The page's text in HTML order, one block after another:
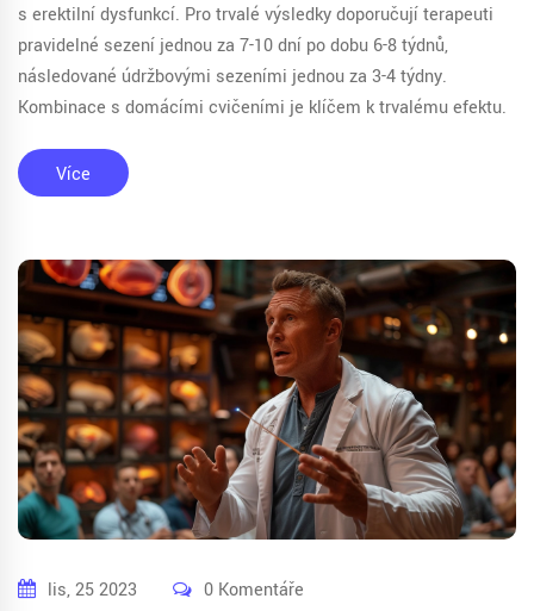
s erektilní dysfunkcí. Pro trvalé výsledky doporučují terapeuti
pravidelné sezení jednou za 7-10 dní po dobu 6-8 týdnů,
následované údržbovými sezeními jednou za 3-4 týdny.
Kombinace s domácími cvičeními je klíčem k trvalému efektu.
Více
lis, 25 2023 0 Komentáře